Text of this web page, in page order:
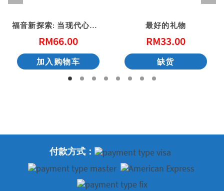
福音新探索: 当现代心灵与好消息相遇
RM66.00
加入购物车
最好的礼物
RM33.00
缺货
付款方式：